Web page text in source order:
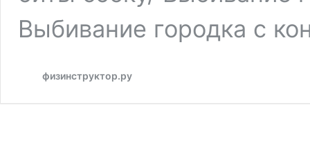
Выбивание городка с
физинструктор.ру